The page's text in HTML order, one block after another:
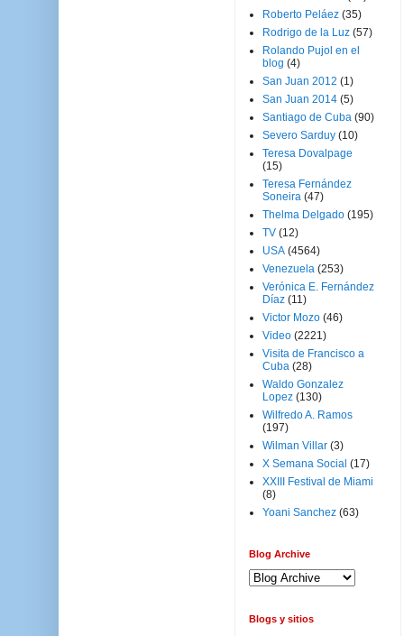
Roberto Peláez (35)
Rodrigo de la Luz (57)
Rolando Pujol en el
blog (4)
San Juan 2012 (1)
San Juan 2014 (5)
Santiago de Cuba (90)
Severo Sarduy (10)
Teresa Dovalpage
(15)
Teresa Fernández
Soneira (47)
Thelma Delgado (195)
TV (12)
USA (4564)
Venezuela (253)
Verónica E. Fernández
Díaz (11)
Victor Mozo (46)
Video (2221)
Visita de Francisco a
Cuba (28)
Waldo Gonzalez
Lopez (130)
Wilfredo A. Ramos
(197)
Wilman Villar (3)
X Semana Social (17)
XXIII Festival de Miami
(8)
Yoani Sanchez (63)
Blog Archive
Blogs y sitios